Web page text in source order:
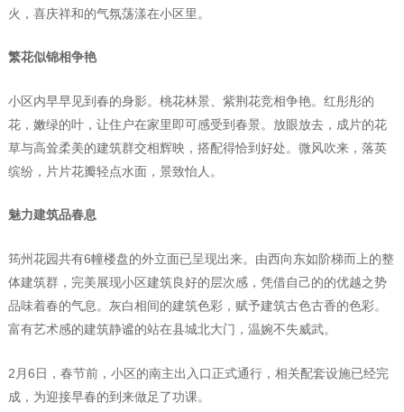
火，喜庆祥和的气氛荡漾在小区里。
繁花似锦相争艳
小区内早早见到春的身影。桃花林景、紫荆花竞相争艳。红彤彤的
花，嫩绿的叶，让住户在家里即可感受到春景。放眼放去，成片的花
草与高耸柔美的建筑群交相辉映，搭配得恰到好处。微风吹来，落英
缤纷，片片花瓣轻点水面，景致怡人。
魅力建筑品春息
筠州花园共有6幢楼盘的外立面已呈现出来。由西向东如阶梯而上的整
体建筑群，完美展现小区建筑良好的层次感，凭借自己的的优越之势
品味着春的气息。灰白相间的建筑色彩，赋予建筑古色古香的色彩。
富有艺术感的建筑静谧的站在县城北大门，温婉不失威武。
2月6日，春节前，小区的南主出入口正式通行，相关配套设施已经完
成，为迎接早春的到来做足了功课。